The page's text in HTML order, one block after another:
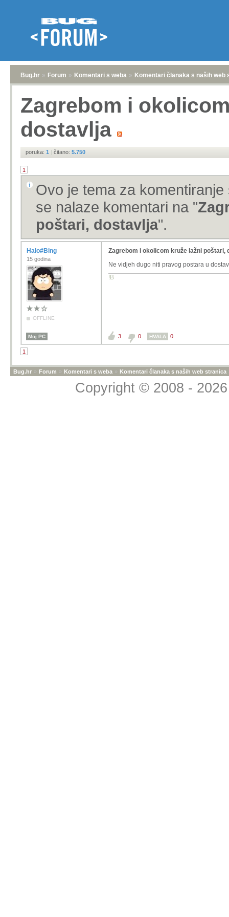
Bug.hr » Forum » Komentari s weba » Komentari članaka s naših web
Zagrebom i
dostavlja
poruka: 1 | čitano: 5.750
1
Ovo je tema za
se nalaze komentari na "
poštari, dostavlja".
Halo#Bing
15 godina
OFFLINE
Zagrebom i okolicom kruže lažni poštari,
Ne vidjeh dugo niti pravog postara u
!B
Moj PC 3 0 HVALA 0
1
Bug.hr » Forum » Komentari s weba » Komentari članaka s naših web stranica
Copyright © 2008 -